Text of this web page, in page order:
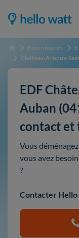
Accueil Fournisseurs
Château-Arnoux-
EDF
Auban
contact et
Vous
vous avez
?
Contacter